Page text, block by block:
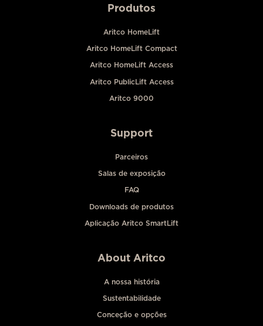
Produtos
Aritco HomeLift
Aritco HomeLift Compact
Aritco HomeLift Access
Aritco PublicLift Access
Aritco 9000
Support
Parceiros
Salas de exposição
FAQ
Downloads de produtos
Aplicação Aritco SmartLift
About Aritco
A nossa história
Sustentabilidade
Conceção e opções